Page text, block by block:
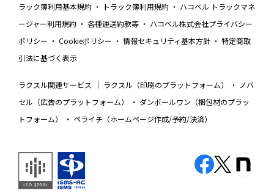
ラック簿利用基本規約
トラック簿利用規約
ハコベル トラックマネ
ージャー利用規約
各種運送約款等
ハコベル株式会社プライバシー
ポリシー
Cookieポリシー 情報セキュリティ基本方針
特定商取
引法に基づく表示
ラクスル関連サービス ラクスル（印刷のプラットフォーム）
ノバ
セル（広告のプラットフォーム）
ダンボールワン（梱包材のプラッ
トフォーム）
ペライチ（ホームページ作成/予約/決済）